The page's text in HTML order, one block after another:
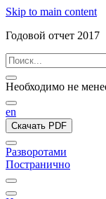
Skip to main content
Годовой отчет 2017
Необходимо не
en
Скачать PDF
Разворотами
Постранично